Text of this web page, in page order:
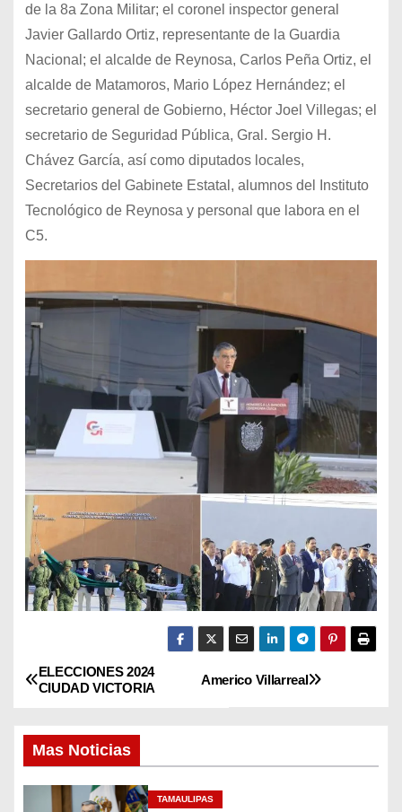
de la 8a Zona Militar; el coronel inspector general
Javier Gallardo Ortiz, representante de la Guardia
Nacional; el alcalde de Reynosa, Carlos Peña Ortiz, el
alcalde de Matamoros, Mario López Hernández; el
secretario general de Gobierno, Héctor Joel Villegas; el
secretario de Seguridad Pública, Gral. Sergio H.
Chávez García, así como diputados locales,
Secretarios del Gabinete Estatal, alumnos del Instituto
Tecnológico de Reynosa y personal que labora en el
C5.
N
v
e
Americo Villarreal
ELECCIONES 2024
CIUDAD VICTORIA
Mas Noticias
TAMAULIPAS